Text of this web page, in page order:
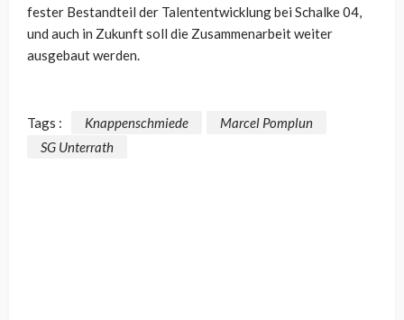
fester Bestandteil der Talententwicklung bei Schalke 04,
und auch in Zukunft soll die Zusammenarbeit weiter
ausgebaut werden.
Tags : Knappenschmiede
Marcel Pomplun
SG Unterrath